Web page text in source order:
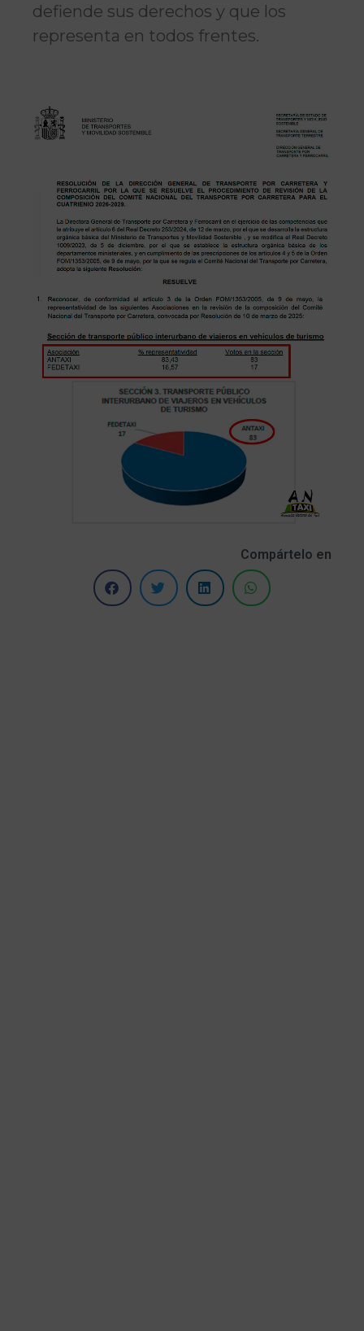
defiende sus derechos y que los
representa en todos frentes.
Compártelo en